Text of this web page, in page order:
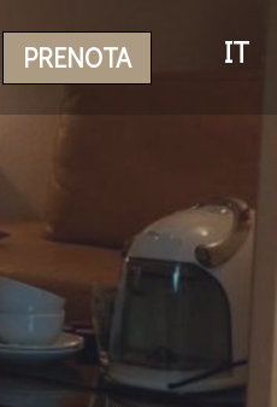
PRENOTA IT